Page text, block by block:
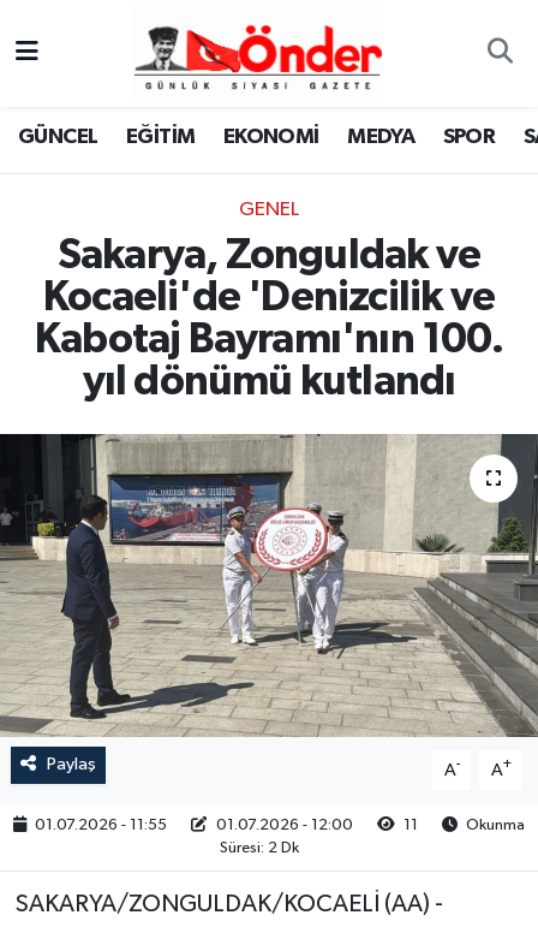
GÜNCEL EĞİTİM EKONOMİ MEDYA SPOR
GENEL
Sakarya, Zonguldak ve
Kocaeli'de 'Denizcilik ve
Kabotaj Bayramı'nın 100.
yıl dönümü kutlandı
Paylaş A- A+
01.07.2026 - 11:55 01.07.2026 - 12:00 11
Okunma
Süresi: 2 Dk
SAKARYA/ZONGULDAK/KOCAELİ (AA) -
GÜNCEL
MEDYA
SPOR
SAĞLIK
KÜLTÜR-SANAT
YAŞAM
RESMİ İLAN
Zonguldak Nöbetçi Eczaneler
Zonguldak Namaz Vakitleri
Zonguldak Trafik Yoğunluk Haritası
TFF 3.Lig 4.Grup Puan Durumu ve Fikstür
Tüm Manşetler
Son Dakika Haberleri
Haber Arşivi